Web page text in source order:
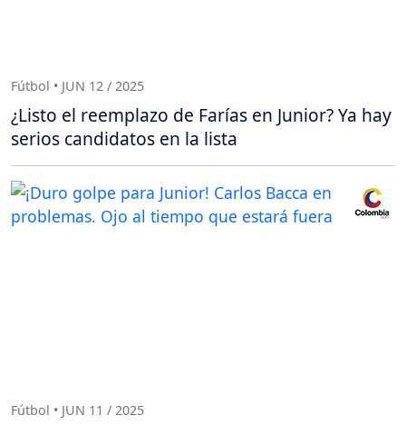
Fútbol • JUN 12 / 2025
¿Listo el reemplazo de Farías en Junior? Ya hay
serios candidatos en la lista
Fútbol • JUN 11 / 2025